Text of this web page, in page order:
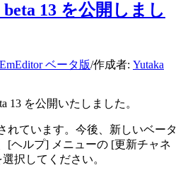
13 を公開しまし
EmEditor ベータ版/作成者: Yutaka
13 を公開いたしました。
れています。今後、新しいベータ
[ヘルプ] メニューの [更新チャネ
択してください。